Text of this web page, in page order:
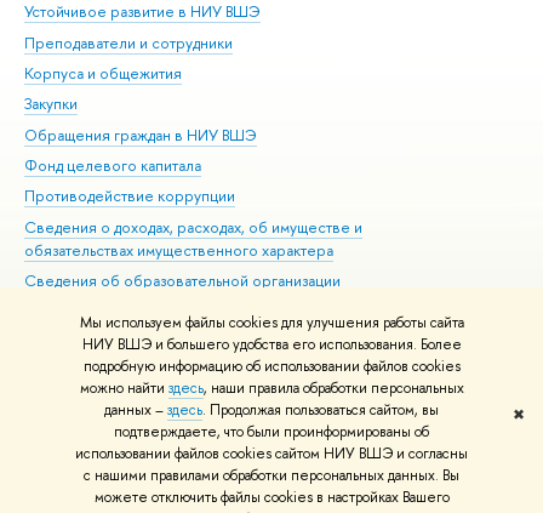
Мы используем файлы cookies для улучшения работы сайта
НИУ ВШЭ и большего удобства его использования. Более
подробную информацию об использовании файлов cookies
можно найти здесь, наши правила обработки персональных
данных –здесь. Продолжая пользоваться сайтом, вы
подтверждаете, что были проинформированы об
использовании файлов cookies сайтом НИУ ВШЭ и согласны
с нашими правилами обработки персональных данных. Вы
можете отключить файлы cookies в настройках Вашего
✖
Устойчивое развитие в НИУ ВШЭ
Преподаватели и сотрудники
Корпуса и общежития
Закупки
Обращения граждан в НИУ ВШЭ
Фонд целевого капитала
Противодействие коррупции
Сведения о доходах, расходах, об имуществе и
обязательствах имущественного характера
Сведения об образовательной организации
Людям с ограниченными возможностями здоровья
Единая платежная страница
Работа в Вышке
© НИУ ВШЭ 1993–2026 Адреса и контакты Условия использования
материалов Политика конфиденциальности Карта сайта
Шрифты HSE Sans и HSE Slab разработаны вШколе дизайна НИУ ВШЭ